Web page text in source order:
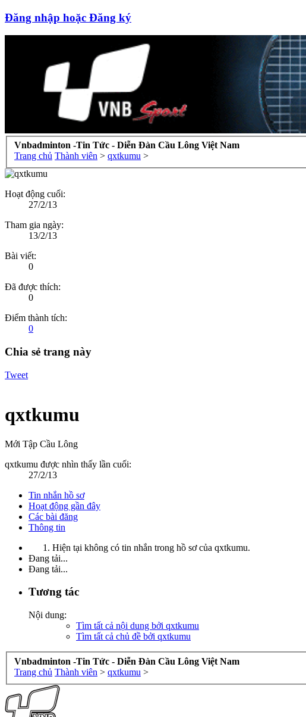
Đăng nhập hoặc Đăng ký
Vnbadminton -Tin Tức - Diễn Đàn Cầu Lông Việt Nam
Trang chủ Thành viên > qxtkumu >
Hoạt động cuối:
27/2/13
Tham gia ngày:
13/2/13
Bài viết:
0
Đã được thích:
0
Điểm thành tích:
0
Chia sẻ trang này
Tweet
qxtkumu
Mới Tập Cầu Lông
qxtkumu được nhìn thấy lần cuối:
27/2/13
Tin nhắn hồ sơ
Hoạt động gần đây
Các bài đăng
Thông tin
Hiện tại không có tin nhắn trong hồ sơ của qxtkumu.
Đang tải...
Đang tải...
Tương tác
Nội dung:
Tìm tất cả nội dung bởi qxtkumu
Tìm tất cả chủ đề bởi qxtkumu
Vnbadminton -Tin Tức - Diễn Đàn Cầu Lông Việt Nam
Trang chủ Thành viên > qxtkumu >